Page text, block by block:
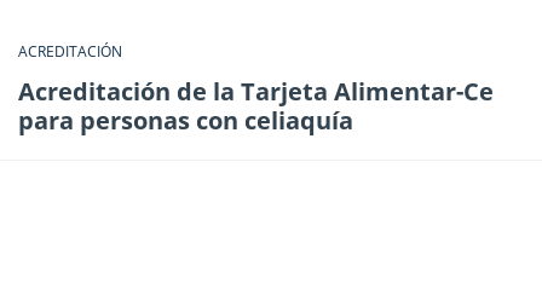
ACREDITACIÓN
Acreditación de la Tarjeta Alimentar-Ce
para personas con celiaquía